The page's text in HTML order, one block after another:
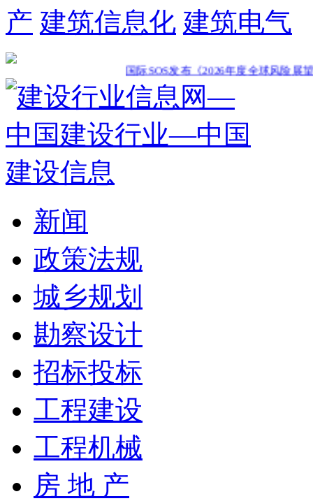
产 建筑信息化 建筑电气
国际SOS发布《2026年度全球风险展望：年中
新闻
政策法规
城乡规划
勘察设计
招标投标
工程建设
工程机械
房 地 产